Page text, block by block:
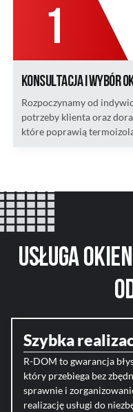
Konsultacja i wybór
Rozpoczynamy od
potrzeby klienta oraz
które poprawią
Usługa
Szybka
R-DOM to gwarancja
który przebiega bez
sprawnie i
realizację usługi do